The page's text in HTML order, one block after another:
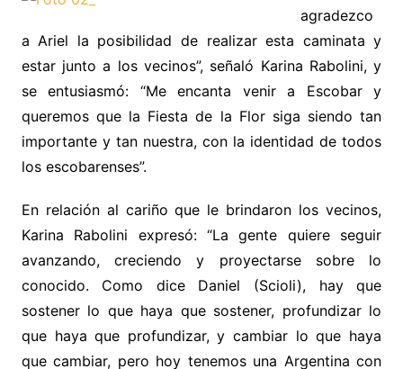
agradezco
a Ariel la posibilidad de realizar esta caminata y
estar junto a los vecinos”, señaló Karina Rabolini, y
se entusiasmó: “Me encanta venir a Escobar y
queremos que la Fiesta de la Flor siga siendo tan
importante y tan nuestra, con la identidad de todos
los escobarenses”.
En relación al cariño que le brindaron los vecinos,
Karina Rabolini expresó: “La gente quiere seguir
avanzando, creciendo y proyectarse sobre lo
conocido. Como dice Daniel (Scioli), hay que
sostener lo que haya que sostener, profundizar lo
que haya que profundizar, y cambiar lo que haya
que cambiar, pero hoy tenemos una Argentina con